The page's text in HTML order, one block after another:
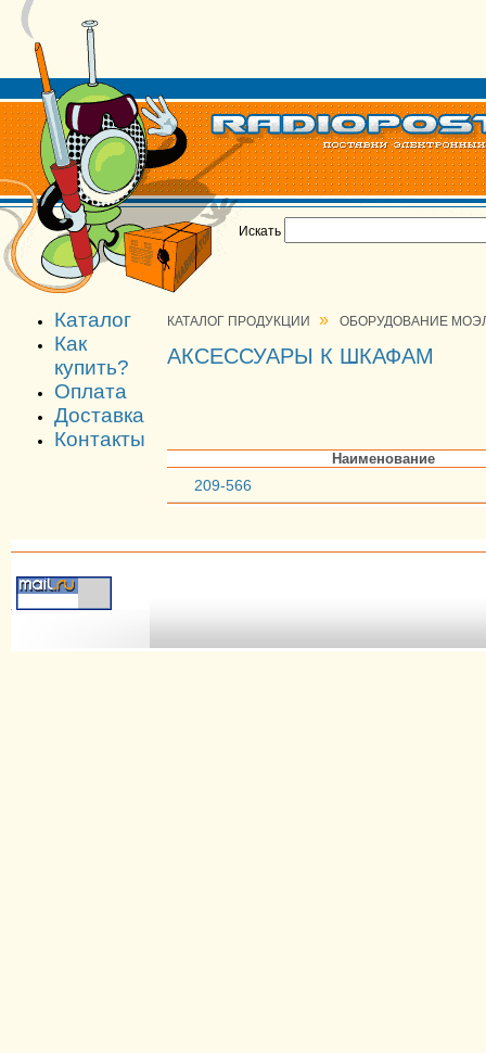
Искать
Каталог
Как
купить?
Оплата
Доставка
Контакты
КАТАЛОГ ПРОДУКЦИИ » ОБОРУДОВАНИЕ
АКСЕССУАРЫ К ШКАФАМ
Наименование
209-566